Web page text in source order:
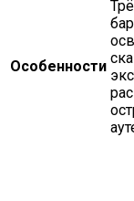
Особенности
трёхосевой гироскоп, акселерометр,